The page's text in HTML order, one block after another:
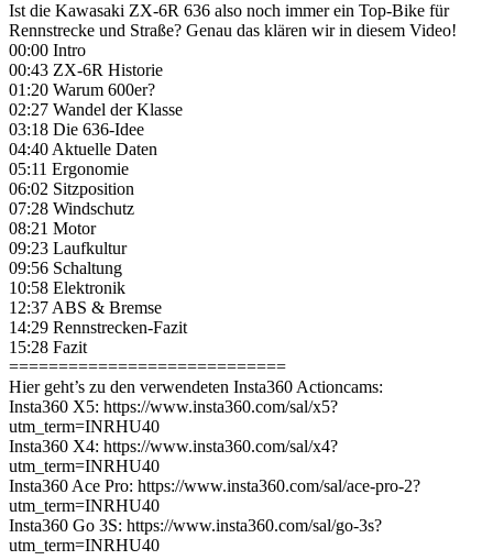
Ist die Kawasaki ZX-6R 636 also noch immer ein Top-Bike für
Rennstrecke und Straße? Genau das klären wir in diesem Video!
00:00 Intro
00:43 ZX-6R Historie
01:20 Warum 600er?
02:27 Wandel der Klasse
03:18 Die 636-Idee
04:40 Aktuelle Daten
05:11 Ergonomie
06:02 Sitzposition
07:28 Windschutz
08:21 Motor
09:23 Laufkultur
09:56 Schaltung
10:58 Elektronik
12:37 ABS & Bremse
14:29 Rennstrecken-Fazit
15:28 Fazit
============================
Hier geht’s zu den verwendeten Insta360 Actioncams:
Insta360 X5: https://www.insta360.com/sal/x5?
utm_term=INRHU40
Insta360 X4: https://www.insta360.com/sal/x4?
utm_term=INRHU40
Insta360 Ace Pro: https://www.insta360.com/sal/ace-pro-2?
utm_term=INRHU40
Insta360 Go 3S: https://www.insta360.com/sal/go-3s?
utm_term=INRHU40